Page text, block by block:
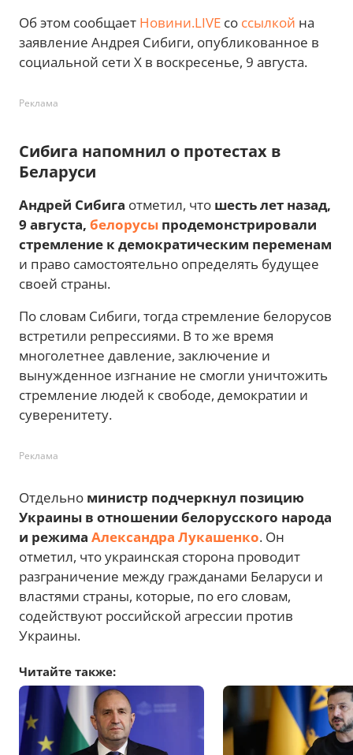
Об этом сообщает Новини.LIVE со ссылкой на
заявление Андрея Сибиги, опубликованное в
социальной сети X в воскресенье, 9 августа.
Реклама
Сибига напомнил о протестах в
Беларуси
Андрей Сибига отметил, что шесть лет назад,
9 августа, белорусы продемонстрировали
стремление к демократическим переменам
и право самостоятельно определять будущее
своей страны.
По словам Сибиги, тогда стремление белорусов
встретили репрессиями. В то же время
многолетнее давление, заключение и
вынужденное изгнание не смогли уничтожить
стремление людей к свободе, демократии и
суверенитету.
Реклама
Отдельно министр подчеркнул позицию
Украины в отношении белорусского народа
и режима Александра Лукашенко. Он
отметил, что украинская сторона проводит
разграничение между гражданами Беларуси и
властями страны, которые, по его словам,
содействуют российской агрессии против
Украины.
Читайте также: